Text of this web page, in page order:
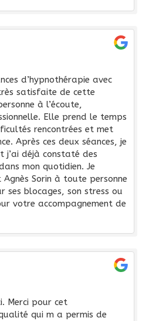
d’hypnothérapie avec
satisfaite de cette
à l’écoute,
Elle prend le temps
rencontrées et met
Après ces deux séances, je
j’ai déjà constaté des
mon quotidien. Je
Sorin à toute personne
ses blocages, son stress ou
votre accompagnement de
Merci pour cet
qui m a permis de